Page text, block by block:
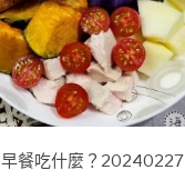
早餐吃什麼？20240227